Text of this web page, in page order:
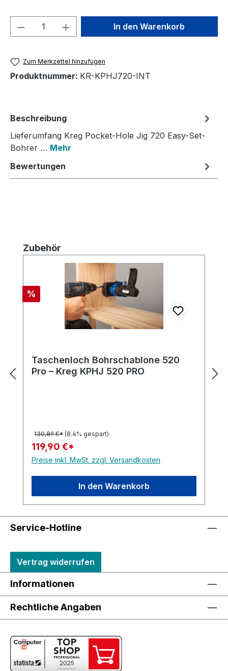
Produkt Anzahl: Gib denIn den Warenkorb
Zum Merkzettel hinzufügen
Produktnummer: KR-KPHJ720-INT
Beschreibung
Lieferumfang Kreg Pocket-Hole Jig 720 Easy-Set-
Bohrer … Mehr
Bewertungen
Produktgalerie überspringen
Zubehör
Rabatt
%
Taschenloch Bohrschablone 520
Pro – Kreg KPHJ 520 PRO
130,89 €* (8.4% gespart)
119,90 €*
Preise inkl. MwSt. zzgl. Versandkosten
In den Warenkorb
Service-Hotline
Vertrag widerrufen
Informationen
Rechtliche Angaben